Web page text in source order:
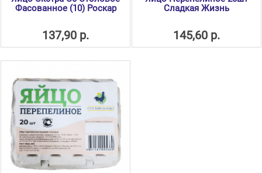
Фасованное (10) Роскар
137,90 р.
Сладкая Жизнь
145,60 р.